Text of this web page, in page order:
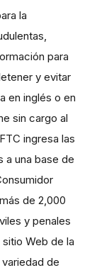
la
para
y evitar
en inglés o en
sin cargo al
ingresa las
a una base de
de 2,000
y penales
Web de la
de